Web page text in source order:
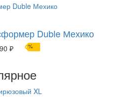
Duble Мехико
₽ %